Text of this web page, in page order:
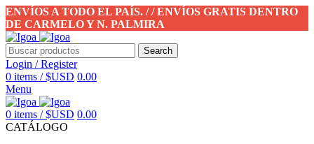
ENVÍOS A TODO EL PAÍS. / / ENVÍOS GRATIS DENTRO
DE CARMELO Y N. PALMIRA
Search
Login / Register
0 items / $USD 0.00
Menu
0 items / $USD 0.00
CATÁLOGO